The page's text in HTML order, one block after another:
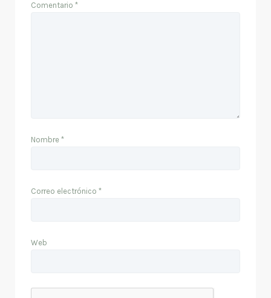
Comentario *
Nombre *
Correo electrónico *
Web